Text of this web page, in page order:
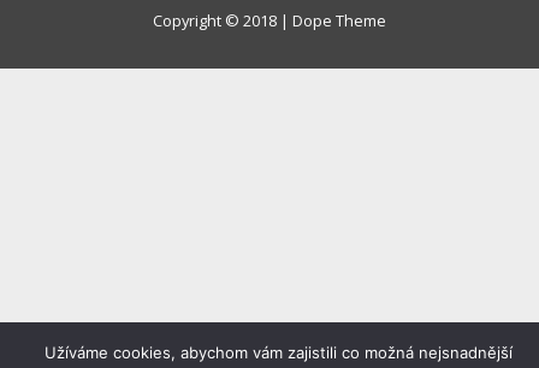
Copyright © 2018 | Dope Theme
Užíváme cookies, abychom vám zajistili co možná nejsnadnější